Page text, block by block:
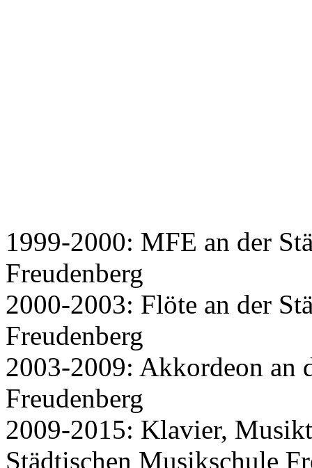
1999-2000: MFE an der
Freudenberg
2000-2003: Flöte an der
Freudenberg
2003-2009: Akkordeon an
Freudenberg
2009-2015: Klavier,
Städtischen Musikschule